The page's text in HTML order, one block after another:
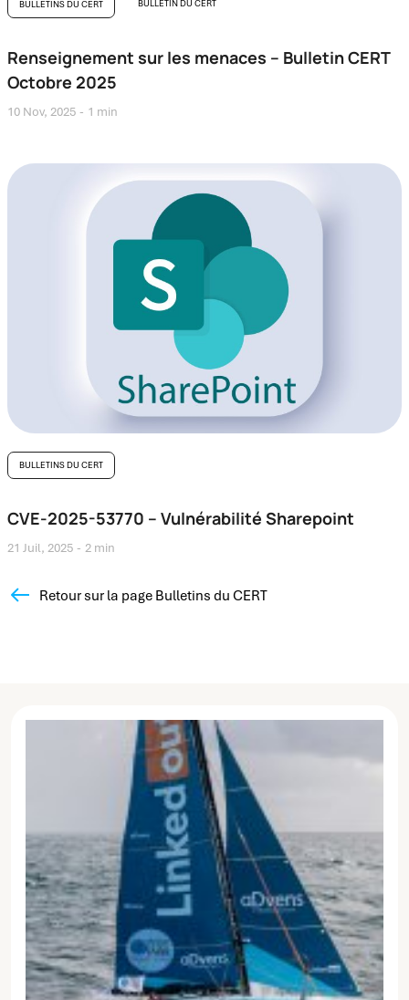
BULLETINS DU CERT BULLETIN DU CERT
Renseignement sur les menaces – Bulletin CERT
Octobre 2025
10 Nov, 2025 1 min
BULLETINS DU CERT
CVE-2025-53770 – Vulnérabilité Sharepoint
21 Juil, 2025 2 min
Retour sur la page Bulletins du CERT